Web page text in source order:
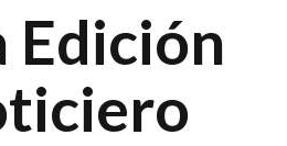
Edición